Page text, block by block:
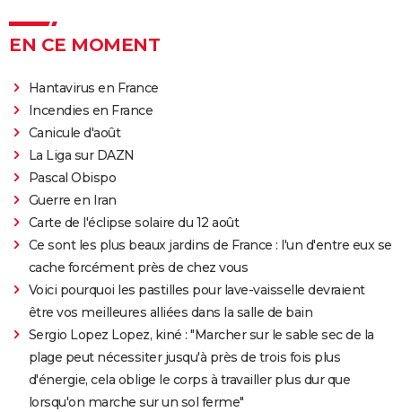
film ?
American Nightmare
Old boy
Maigret : synopsis, casting, Depardieu, avis...
The Dog Stars : le thriller de Ridley Scott se dévoile
dans une nouvelle bande-annonce
EN CE MOMENT
Hantavirus en France
Incendies en France
Canicule d'août
La Liga sur DAZN
Pascal Obispo
Guerre en Iran
Carte de l'éclipse solaire du 12 août
Ce sont les plus beaux jardins de France : l'un d'entre eux se
cache forcément près de chez vous
Voici pourquoi les pastilles pour lave-vaisselle devraient
être vos meilleures alliées dans la salle de bain
Sergio Lopez Lopez, kiné : "Marcher sur le sable sec de la
plage peut nécessiter jusqu'à près de trois fois plus
d'énergie, cela oblige le corps à travailler plus dur que
lorsqu'on marche sur un sol ferme"